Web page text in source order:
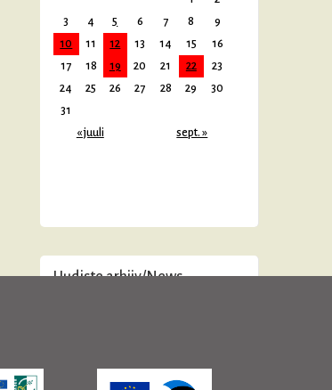
3
4 5 6 7 8
9
10
11 12 13 14 15
16
17
18 19 20 21 22
23
24
25 26 27 28 29
30
31
« juuli
sept. »
Uudiste arhiiv/News